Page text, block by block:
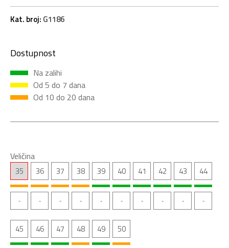
Kat. broj: G1186
Dostupnost
Na zalihi
Od 5 do 7 dana
Od 10 do 20 dana
Veličina
35 36 37 38 39 40 41 42 43 44
45 46 47 48 49 50